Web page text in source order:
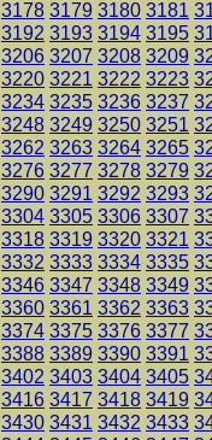
3178 3179 3180 3181
3192 3193 3194 3195
3206 3207 3208 3209
3220 3221 3222 3223
3234 3235 3236 3237
3248 3249 3250 3251
3262 3263 3264 3265
3276 3277 3278 3279
3290 3291 3292 3293
3304 3305 3306 3307
3318 3319 3320 3321
3332 3333 3334 3335
3346 3347 3348 3349
3360 3361 3362 3363
3374 3375 3376 3377
3388 3389 3390 3391
3402 3403 3404 3405
3416 3417 3418 3419
3430 3431 3432 3433